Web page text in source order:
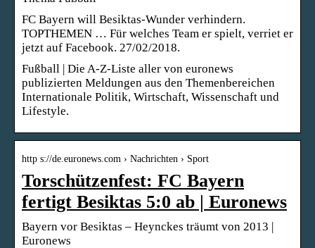
FC Bayern will Besiktas-Wunder verhindern.
TOPTHEMEN … Für welches Team er spielt, verriet er
jetzt auf Facebook. 27/02/2018.
Fußball | Die A-Z-Liste aller von euronews
publizierten Meldungen aus den Themenbereichen
Internationale Politik, Wirtschaft, Wissenschaft und
Lifestyle.
http s://de.euronews.com › Nachrichten › Sport
Torschützenfest: FC Bayern
fertigt Besiktas 5:0 ab | Euronews
Bayern vor Besiktas – Heynckes träumt von 2013 |
Euronews